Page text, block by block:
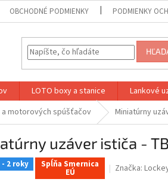
OBCHODNÉ PODMIENKY PODMIENKY
LOTO boxy a stanice Lankové
motorových spúšťačov
Miniatúrny
uzáver ističa -
2 roky Spĺňa Smernica
EÚ Značka: